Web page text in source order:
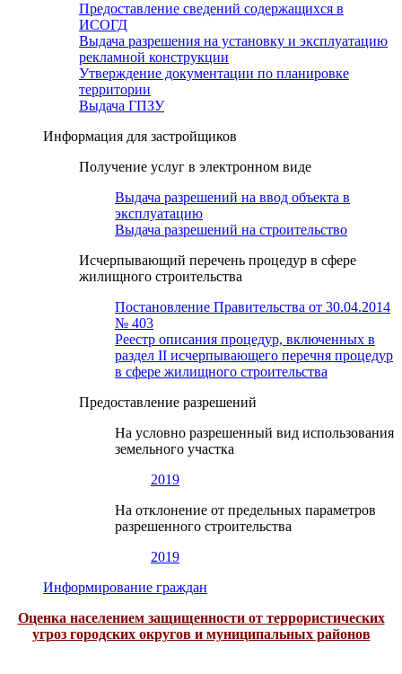
Предоставление сведений содержащихся в
ИСОГД
Выдача разрешения на установку и эксплуатацию
рекламной конструкции
Утверждение документации по планировке
территории
Выдача ГПЗУ
Информация для застройщиков
Получение услуг в электронном виде
Выдача разрешений на ввод объекта в
эксплуатацию
Выдача разрешений на строительство
Исчерпывающий перечень процедур в сфере
жилищного строительства
Постановление Правительства от 30.04.2014
№ 403
Реестр описания процедур, включенных в
раздел II исчерпывающего перечня процедур
в сфере жилищного строительства
Предоставление разрешений
На условно разрешенный вид использования
земельного участка
2019
На отклонение от предельных параметров
разрешенного строительства
2019
Информирование граждан
Оценка населением защищенности от террористических
угроз городских округов и муниципальных районов